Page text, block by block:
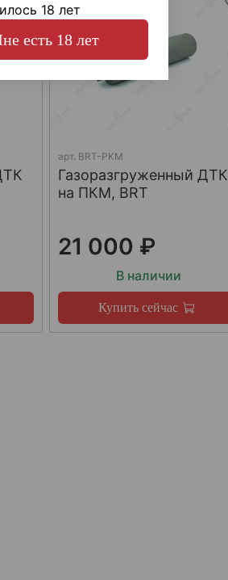
арт. BRT-PKM
Газоразгруженный ДТК
на ПКМ, BRT
21 000 ₽
В наличии
Купить сейчас
18 лет
есть 18 лет